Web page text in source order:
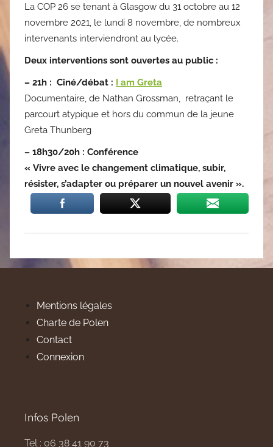
La COP 26 se tenant à Glasgow du 31 octobre au 12
novembre 2021, le lundi 8 novembre, de nombreux
intervenants interviendront au lycée.
Deux interventions sont ouvertes au public :
– 21h : Ciné/débat : I am Greta
Documentaire, de Nathan Grossman, retraçant le
parcourt atypique et hors du commun de la jeune
Greta Thunberg
– 18h30/20h : Conférence
« Vivre avec le changement climatique, subir,
résister, s’adapter ou préparer un nouvel avenir ».
Mentions légales
Charte de Polen
Contact
Connexion
Infos Polen
Tel : 06 38 41 90 73